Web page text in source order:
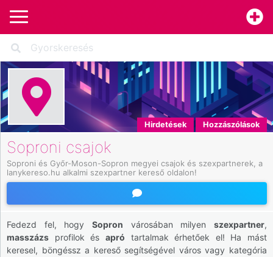
Hirdetések Hozzászólások
Soproni csajok
Soproni és Győr-Moson-Sopron megyei csajok és szexpartnerek, a
lanykereso.hu alkalmi szexpartner kereső oldalon!
Fedezd fel, hogy Sopron városában milyen szexpartner,
masszázs profilok és apró tartalmak érhetőek el! Ha mást
keresel, böngéssz a kereső segítségével város vagy kategória